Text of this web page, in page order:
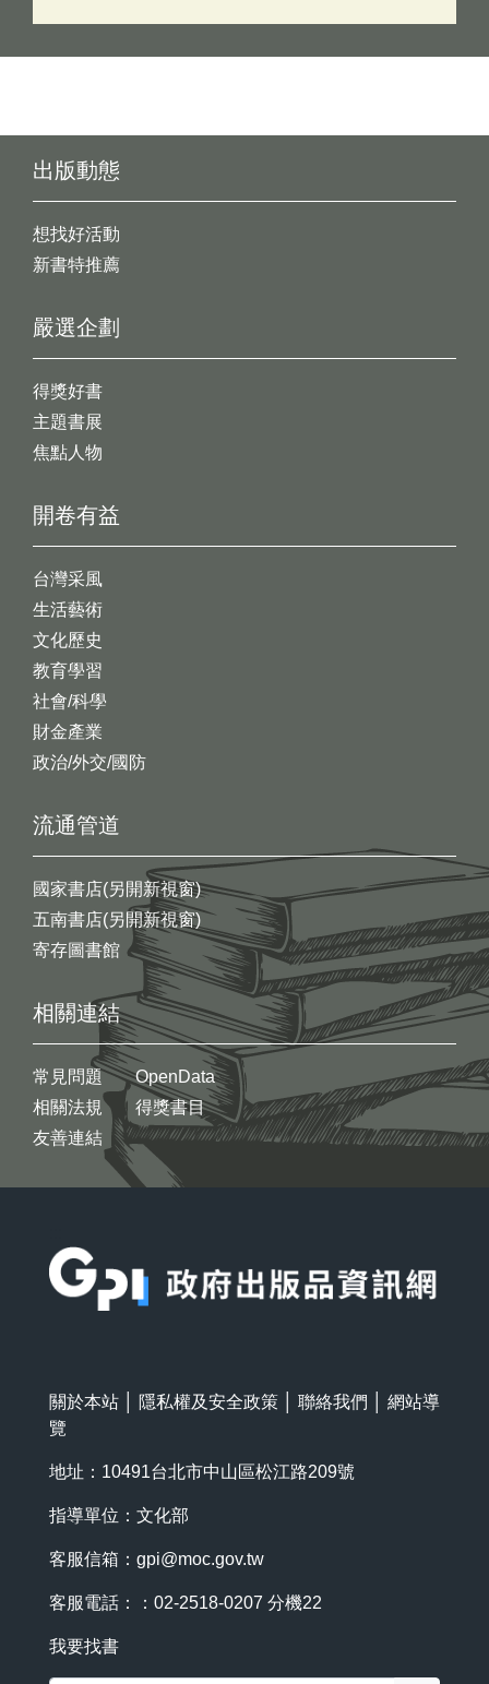
出版動態
想找好活動
新書特推薦
開卷有益
台灣采風
生活藝術
文化歷史
教育學習
社會/科學
財金產業
政治/外交/國防
嚴選企劃
得獎好書
主題書展
焦點人物
流通管道
國家書店(另開新視窗)
五南書店(另開新視窗)
寄存圖書館
相關連結
常見問題
相關法規
友善連結
OpenData
得獎書目
關於本站 隱私權及安全政策 聯絡我們
網站導
覽
地址：10491台北市中山區松江路209號
指導單位：文化部
客服信箱： gpi@moc.gov.tw
客服電話：：02-2518-0207 分機22
我要找書